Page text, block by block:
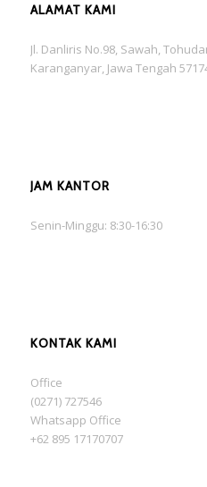
ALAMAT KAMI
Jl. Danliris No.98, Sawah,
Karanganyar, Jawa Tengah
JAM KANTOR
Senin-Minggu: 8:30-16:30
KONTAK KAMI
Office
(0271) 727546
Whatsapp Office
+62 895 17170707